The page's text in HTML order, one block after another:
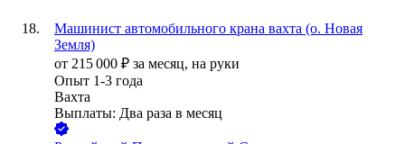
Машинист автомобильного крана вахта (о. Новая
Земля)
от 215 000 ₽ за месяц, на руки
Опыт 1-3 года
Вахта
Выплаты: Два раза в месяц